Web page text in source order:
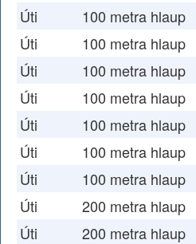
Úti
100 metra hlaup
Úti
100 metra hlaup
Úti
100 metra hlaup
Úti
100 metra hlaup
Úti
100 metra hlaup
Úti
100 metra hlaup
Úti
100 metra hlaup
Úti
200 metra hlaup
Úti
200 metra hlaup